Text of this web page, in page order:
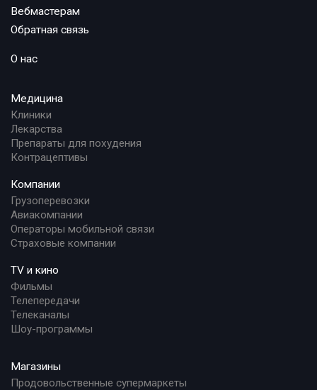
Вебмастерам
Обратная связь
О нас
Медицина
Клиники
Лекарства
Препараты для похудения
Контрацептивы
Компании
Грузоперевозки
Авиакомпании
Операторы мобильной связи
Страховые компании
TV и кино
Фильмы
Телепередачи
Телеканалы
Шоу-программы
Магазины
Продовольственные супермаркеты